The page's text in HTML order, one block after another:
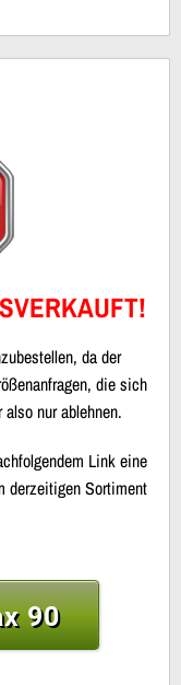
da der
die sich
nur ablehnen.
Link eine
derzeitigen Sortiment
90